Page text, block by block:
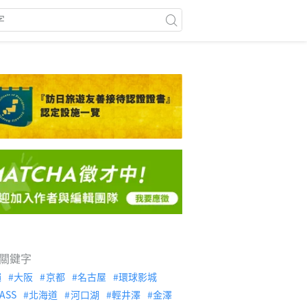
鍵字
大阪 京都 名古屋
環球影城
北海道 河口湖 輕井澤
金澤